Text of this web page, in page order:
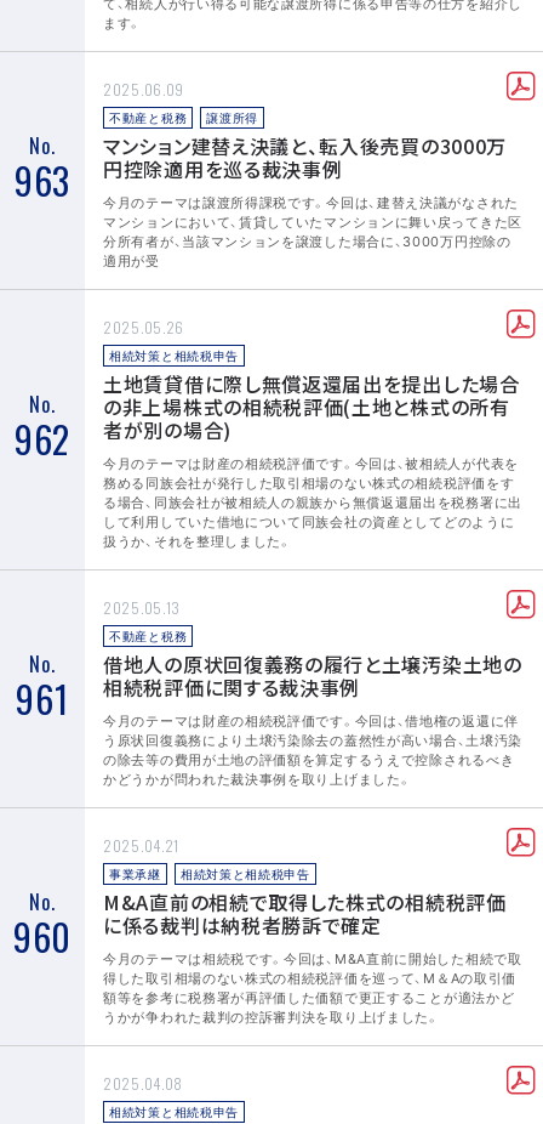
ます。
No.
963
2025.06.09
不動産と税務 譲渡所得
マンション建替え決議と、転入後売買の3000万
円控除適用を巡る裁決事例
今月のテーマは譲渡所得課税です。今回は、建替え決議がなされた
マンションにおいて、賃貸していたマンションに舞い戻ってきた区
分所有者が、当該マンションを譲渡した場合に、3000万円控除の
適用が受
No.
962
2025.05.26
相続対策と相続税申告
土地賃貸借に際し無償返還届出を提出した場合
の非上場株式の相続税評価(土地と株式の所有
者が別の場合)
今月のテーマは財産の相続税評価です。今回は、被相続人が代表を
務める同族会社が発行した取引相場のない株式の相続税評価をす
る場合、同族会社が被相続人の親族から無償返還届出を税務署に出
して利用していた借地について同族会社の資産としてどのように
扱うか、それを整理しました。
No.
961
2025.05.13
不動産と税務
借地人の原状回復義務の履行と土壌汚染土地の
相続税評価に関する裁決事例
今月のテーマは財産の相続税評価です。今回は、借地権の返還に伴
う原状回復義務により土壌汚染除去の蓋然性が高い場合、土壌汚染
の除去等の費用が土地の評価額を算定するうえで控除されるべき
かどうかが問われた裁決事例を取り上げました。
No.
960
2025.04.21
事業承継 相続対策と相続税申告
M&A直前の相続で取得した株式の相続税評価
に係る裁判は納税者勝訴で確定
今月のテーマは相続税です。今回は、M&A直前に開始した相続で取
得した取引相場のない株式の相続税評価を巡って、M＆Aの取引価
額等を参考に税務署が再評価した価額で更正することが適法かど
うかが争われた裁判の控訴審判決を取り上げました。
2025.04.08
相続対策と相続税申告